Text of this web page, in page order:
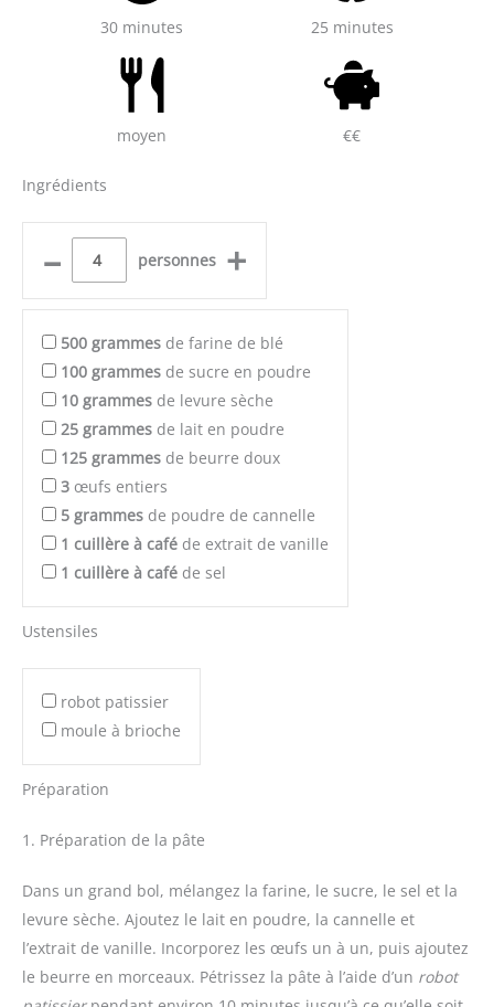
30 minutes 25 minutes
moyen €€
Ingrédients
– personnes +
500 grammes de farine de blé
100 grammes de sucre en poudre
10 grammes de levure sèche
25 grammes de lait en poudre
125 grammes de beurre doux
3 œufs entiers
5 grammes de poudre de cannelle
1 cuillère à café de extrait de vanille
1 cuillère à café de sel
Ustensiles
robot patissier
moule à brioche
Préparation
1. Préparation de la pâte
Dans un grand bol, mélangez la farine, le sucre, le sel et la
levure sèche. Ajoutez le lait en poudre, la cannelle et
l’extrait de vanille. Incorporez les œufs un à un, puis ajoutez
le beurre en morceaux. Pétrissez la pâte à l’aide d’un robot